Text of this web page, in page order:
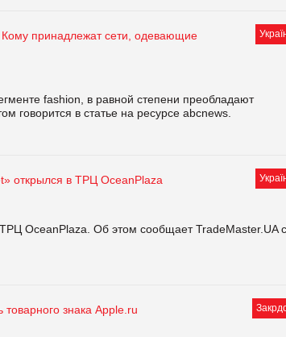
Кому принадлежат сети, одевающие
fashion, в равной степени преобладают
говорится в статье на ресурсе abcnews.
открылся в ТРЦ OceanPlaza
OceanPlaza. Об этом сообщает TradeMaster.UA
знака Apple.ru